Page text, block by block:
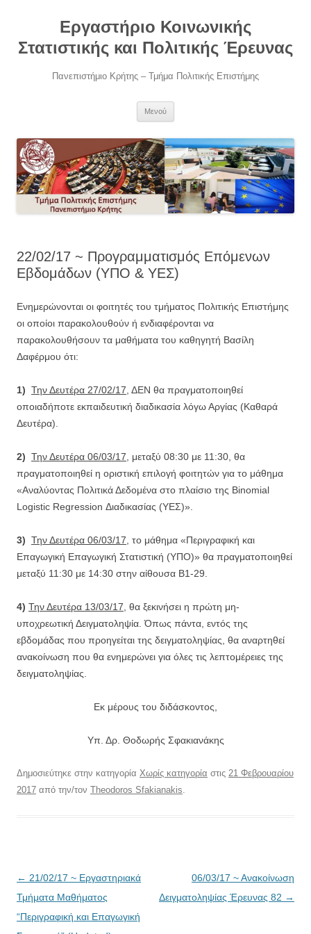
περιεχόμενοΕργαστήριο Κοινωνικής
Στατιστικής και Πολιτικής Έρευνας
Πανεπιστήμιο Κρήτης – Τμήμα Πολιτικής Επιστήμης
Μενού
22/02/17 ~ Προγραμματισμός Επόμενων
Εβδομάδων (ΥΠΟ & ΥΕΣ)
Ενημερώνονται οι φοιτητές του τμήματος Πολιτικής Επιστήμης
οι οποίοι παρακολουθούν ή ενδιαφέρονται να
παρακολουθήσουν τα μαθήματα του καθηγητή Βασίλη
Δαφέρμου ότι:
1) Την Δευτέρα 27/02/17, ΔΕΝ θα πραγματοποιηθεί
οποιαδήποτε εκπαιδευτική διαδικασία λόγω Αργίας (Καθαρά
Δευτέρα).
2) Την Δευτέρα 06/03/17, μεταξύ 08:30 με 11:30, θα
πραγματοποιηθεί η οριστική επιλογή φοιτητών για το μάθημα
«Αναλύοντας Πολιτικά Δεδομένα στο πλαίσιο της Binomial
Logistic Regression Διαδικασίας (ΥΕΣ)».
3) Την Δευτέρα 06/03/17, το μάθημα «Περιγραφική και
Επαγωγική Επαγωγική Στατιστική (ΥΠΟ)» θα πραγματοποιηθεί
μεταξύ 11:30 με 14:30 στην αίθουσα B1-29.
4) Την Δευτέρα 13/03/17, θα ξεκινήσει η πρώτη μη-
υποχρεωτική Δειγματοληψία. Όπως πάντα, εντός της
εβδομάδας που προηγείται της δειγματοληψίας, θα αναρτηθεί
ανακοίνωση που θα ενημερώνει για όλες τις λεπτομέρειες της
δειγματοληψίας.
Εκ μέρους του διδάσκοντος,
Υπ. Δρ. Θοδωρής Σφακιανάκης
Δημοσιεύτηκε στην κατηγορία Χωρίς κατηγορία στις 21 Φεβρουαρίου
2017 από την/τον Theodoros Sfakianakis.
Πλοήγηση
άρθρων
← 21/02/17 ~ Εργαστηριακά
Τμήματα Μαθήματος
“Περιγραφική και Επαγωγική
06/03/17 ~ Ανακοίνωση
Δειγματοληψίας Έρευνας 82 →